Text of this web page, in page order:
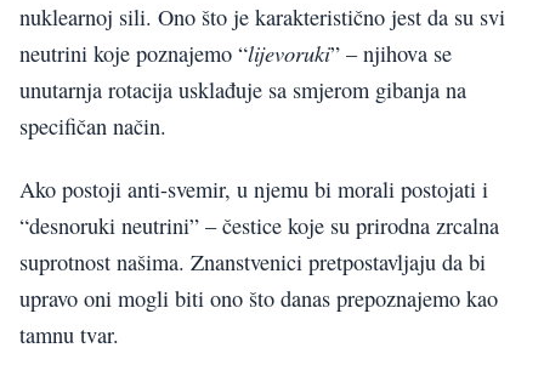
nuklearnoj sili. Ono što je karakteristično jest da su svi
neutrini koje poznajemo “lijevoruki” – njihova se
unutarnja rotacija usklađuje sa smjerom gibanja na
specifičan način.
Ako postoji anti-svemir, u njemu bi morali postojati i
“desnoruki neutrini” – čestice koje su prirodna zrcalna
suprotnost našima. Znanstvenici pretpostavljaju da bi
upravo oni mogli biti ono što danas prepoznajemo kao
tamnu tvar.